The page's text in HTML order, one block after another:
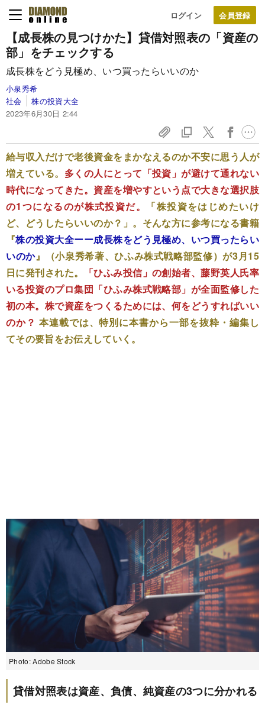
ログイン
【成長株の見つけかた】貸借対照表の「資産の
部」をチェックする
成長株をどう見極め、いつ買ったらいいのか
小泉秀希
社会
株の投資大全
2023年6月30日 2:44
給与収入だけで老後資金をまかなえるのか不安に思う人が
増えている。 多くの人にとって「投資」が避けて通れない
時代になってきた。資産を増やすという点で大きな選択肢
の1つになるのが株式投資だ。
「株投資をはじめたいけ
ど、どうしたらいいのか？」。そんな方に参考になる書籍
『株の投資大全ーー成長株をどう見極め、いつ買ったらい
いのか』（小泉秀希著、ひふみ株式戦略部監修）が3月15
日に発刊された。
「ひふみ投信」の創始者、藤野英人氏率
いる投資のプロ集団「ひふみ株式戦略部」が全面監修した
初の本。株で資産をつくるためには、何をどうすればいい
のか？ 本連載では、特別に本書から一部を抜粋・編集し
てその要旨をお伝えしていく。
Photo: Adobe Stock
貸借対照表は資産、負債、純資産の3つに分かれる